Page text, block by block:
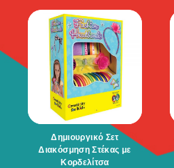
Δημιουργικό Σετ
Διακόσμηση Στέκας με
Κορδελίτσα